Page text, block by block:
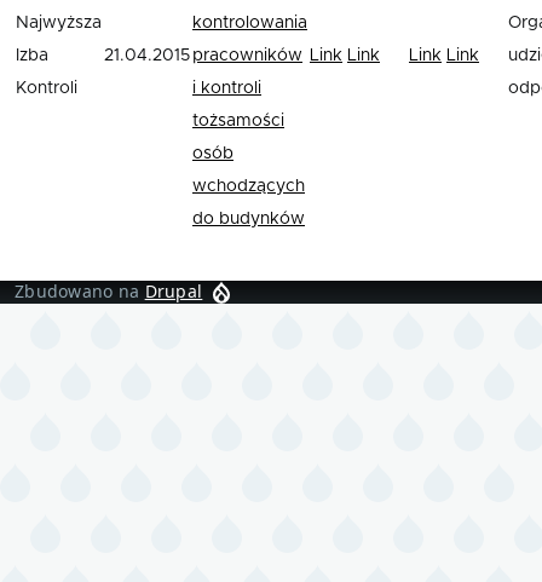
Najwyższa
Izba
Kontroli
21.04.2015
kontrolowania
pracowników
i kontroli
tożsamości
osób
wchodzących
do budynków
Link Link Link Link
Zbudowano na Drupal